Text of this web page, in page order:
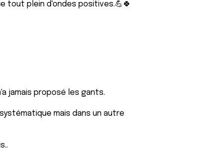
tout plein d'ondes positives.💪🍀
jamais proposé les gants.
mais dans un autre